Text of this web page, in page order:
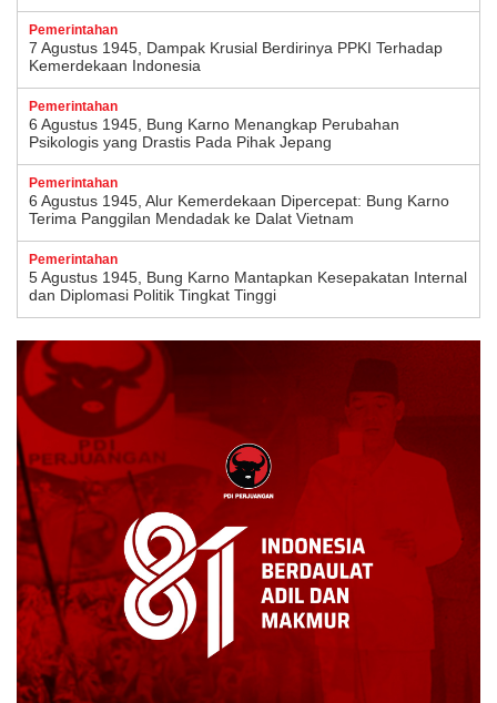
Pemerintahan
7 Agustus 1945, Dampak Krusial Berdirinya PPKI Terhadap
Kemerdekaan Indonesia
Pemerintahan
6 Agustus 1945, Bung Karno Menangkap Perubahan
Psikologis yang Drastis Pada Pihak Jepang
Pemerintahan
6 Agustus 1945, Alur Kemerdekaan Dipercepat: Bung Karno
Terima Panggilan Mendadak ke Dalat Vietnam
Pemerintahan
5 Agustus 1945, Bung Karno Mantapkan Kesepakatan Internal
dan Diplomasi Politik Tingkat Tinggi